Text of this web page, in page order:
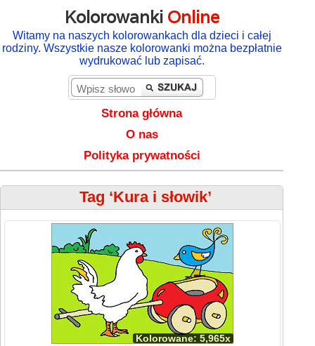
Kolorowanki Online
Witamy na naszych kolorowankach dla dzieci i całej
rodziny. Wszystkie nasze kolorowanki można bezpłatnie
wydrukować lub zapisać.
Strona główna
O nas
Polityka prywatności
Tag ‘Kura i słowik’
Kolorowane: 5,965x